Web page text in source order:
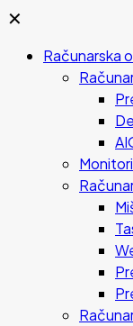
✕
Računarska
Monitori